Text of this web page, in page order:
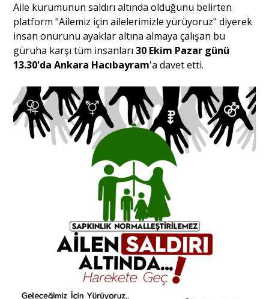
Portre
Dosya Haber
Ankara Analiz
Sağlık
Aile kurumunun saldırı altında olduğunu belirten
platform "Ailemiz için ailelerimizle yürüyoruz" diyerek
insan onurunu ayaklar altına almaya çalışan bu
güruha karşı tüm insanları30 Ekim Pazar günü
13.30'da Ankara Hacıbayram'a davet etti.